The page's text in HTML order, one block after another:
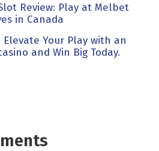
Review: Play at Melbet
in Canada
Your Play with an
and Win Big Today.